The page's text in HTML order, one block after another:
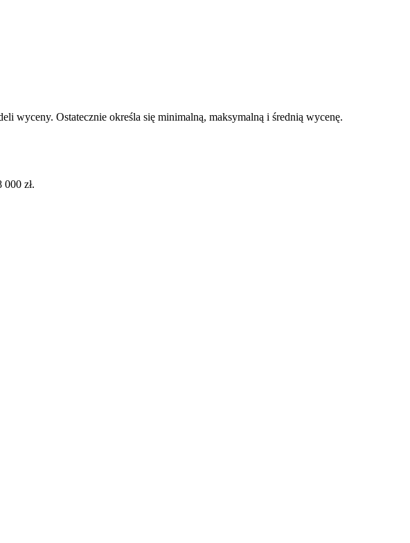
wyceny. Ostatecznie określa się minimalną, maksymalną i średnią wycenę.
zł.